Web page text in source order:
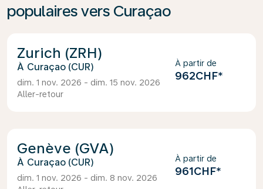
populaires vers Curaçao
Zurich (ZRH)
Curaçao (CUR)
dim. 1 nov. 2026 - dim. 15 nov. 2026
Aller-retour
À partir de
962CHF*
Genève (GVA)
Curaçao (CUR)
dim. 1 nov. 2026 - dim. 8 nov. 2026
À partir de
961CHF*